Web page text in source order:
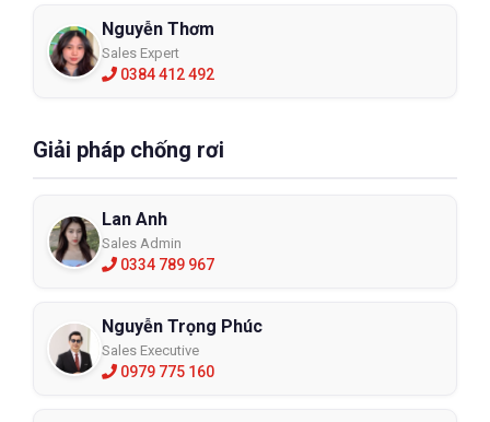
Nguyễn Thơm
Sales Expert
0384 412 492
Giải pháp chống rơi
Lan Anh
Sales Admin
0334 789 967
Nguyễn Trọng Phúc
Sales Executive
0979 775 160